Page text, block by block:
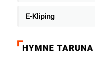
E-Kliping
HYMNE TARUNA